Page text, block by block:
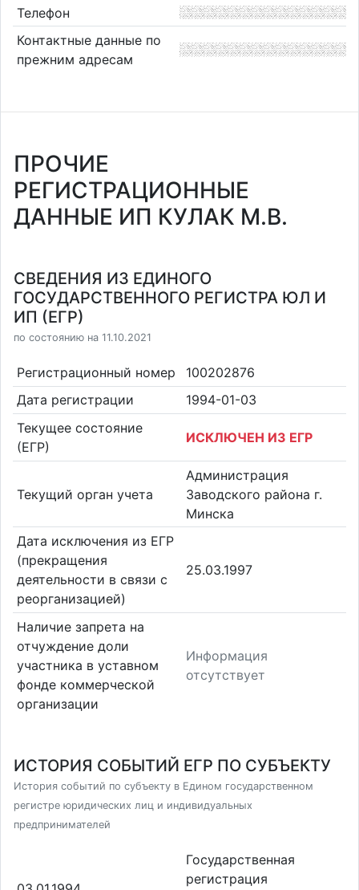
Телефон
Контактные данные по
прежним адресам
ПРОЧИЕ
РЕГИСТРАЦИОННЫЕ
ДАННЫЕ ИП КУЛАК М.В.
СВЕДЕНИЯ ИЗ ЕДИНОГО
ГОСУДАРСТВЕННОГО РЕГИСТРА ЮЛ И
ИП (ЕГР)
по состоянию на 11.10.2021
Регистрационный номер
100202876
Дата регистрации
1994-01-03
Текущее состояние
(ЕГР)
ИСКЛЮЧЕН ИЗ ЕГР
Текущий орган учета
Администрация
Заводского района г.
Минска
Дата исключения из ЕГР
(прекращения
деятельности в связи с
реорганизацией)
25.03.1997
Наличие запрета на
отчуждение доли
участника в уставном
фонде коммерческой
организации
Информация
отсутствует
ИСТОРИЯ СОБЫТИЙ ЕГР ПО СУБЪЕКТУ
История событий по субъекту в Едином государственном
регистре юридических лиц и индивидуальных
предпринимателей
Государственная
регистрация